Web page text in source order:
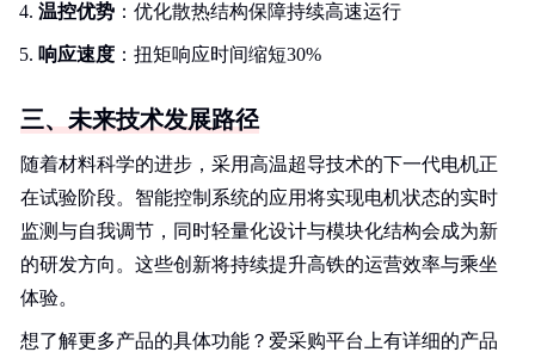
温控优势 ：优化散热结构保障持续高速运行
响应速度 ：扭矩响应时间缩短30%
三、未来技术发展路径
随着材料科学的进步，采用高温超导技术的下一代电机正
在试验阶段。智能控制系统的应用将实现电机状态的实时
监测与自我调节，同时轻量化设计与模块化结构会成为新
的研发方向。这些创新将持续提升高铁的运营效率与乘坐
体验。
想了解更多产品的具体功能？爱采购平台上有详细的产品